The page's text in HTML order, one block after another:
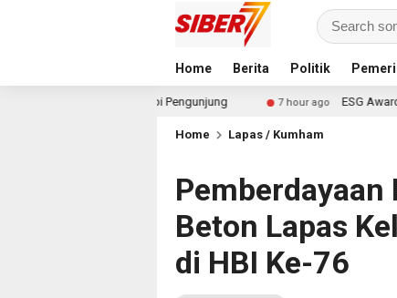
Home Berita Politik
7 hour ago ESG Award 2026 by KEHATI
Home Lapas / Kumham
Pemberdayaan
Beton Lapas
di HBI Ke-76